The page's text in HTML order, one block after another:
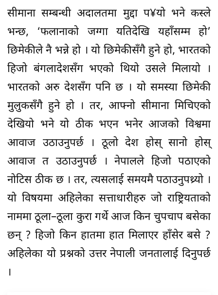
सीमाना सम्बन्धी अदालतमा मुद्दा प¥यो भने कस्ले
भन्छ, ‘फलानाको जग्गा यतिदेखि यहाँसम्म हो’
छिमेकीले नै भन्ने हो । यो छिमेकीसँगै हुने हो, भारतको
हिजो बंगलादेशसँग भएको थियो उसले मिलायो ।
भारतको अरु देशसँग पनि छ । यो समस्या छिमेकी
मुलुकसँगै हुने हो । तर, आफ्नो सीमाना मिचिएको
देखियो भने यो ठीक भएन भनेर आजको विश्वमा
आवाज उठाउनुपर्छ । ठूलो देश होस् सानो होस्
आवाज त उठाउनुपर्छ । नेपालले हिजो पठाएको
नोटिस ठीक छ । तर, त्यसलाई समयमै पठाउनुपथ्र्यो ।
यो विषयमा अहिलेका सत्ताधारीहरु जो राष्ट्रियताको
नाममा ठूला–ठूला कुरा गर्थे आज किन चुपचाप बसेका
छन् ? हिजो किन हातमा हात मिलाएर हाँसेर बसे ?
अहिलेका यो प्रश्नको उत्तर नेपाली जनतालाई दिनुपर्छ
।